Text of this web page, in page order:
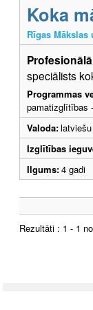
Koka
Rīgas
speciālists
Programmas
pamatizglītības
Valoda:
Izglītības
Ilgums:4 gadi
Rezultāti : 1 - 1